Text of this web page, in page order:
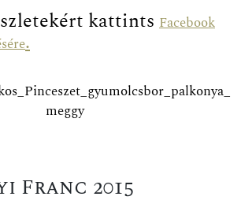
kattints Facebook
.
Franc 2015